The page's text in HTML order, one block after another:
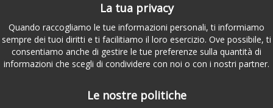
La tua privacy
Quando raccogliamo le tue informazioni personali, ti informiamo
sempre dei tuoi diritti e ti facilitiamo il loro esercizio. Ove possibile, ti
consentiamo anche di gestire le tue preferenze sulla quantità di
informazioni che scegli di condividere con noi o con i nostri partner.
Le nostre politiche